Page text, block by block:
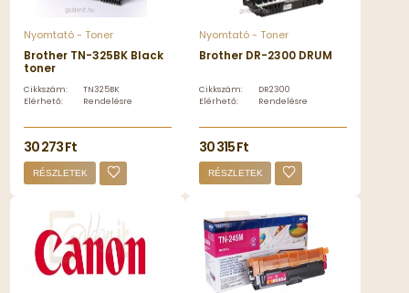
Nyomtató - Toner
Brother TN-325BK Black
toner
Cikkszám:
TN325BK
Elérhető:
Rendelésre
30 273 Ft
RÉSZLETEK
Nyomtató - Toner
Brother DR-2300 DRUM
Cikkszám:
DR2300
Elérhető:
Rendelésre
30 315 Ft
RÉSZLETEK